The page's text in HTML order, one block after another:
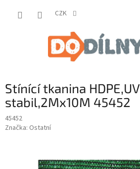
CZK
Stínící tkanina HDPE,UV
stabil,2Mx10M 45452
45452
Značka: Ostatní